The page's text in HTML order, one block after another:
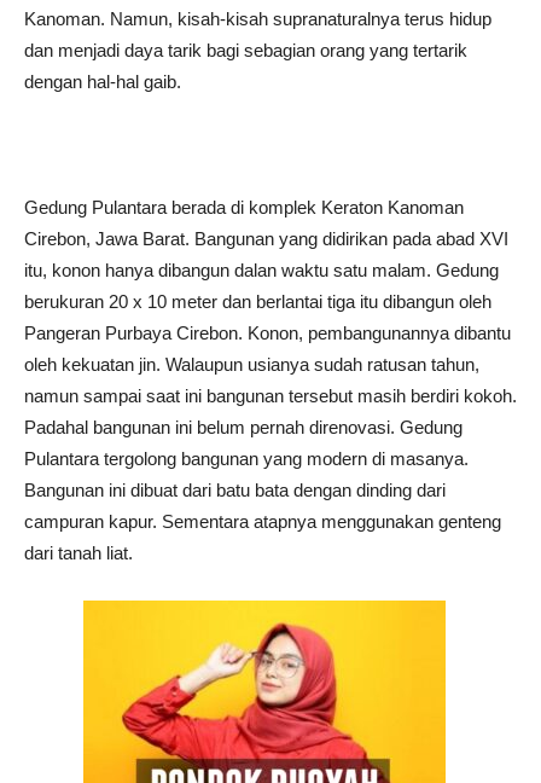
Kanoman. Namun, kisah-kisah supranaturalnya terus hidup
dan menjadi daya tarik bagi sebagian orang yang tertarik
dengan hal-hal gaib.
Gedung Pulantara berada di komplek Keraton Kanoman
Cirebon, Jawa Barat. Bangunan yang didirikan pada abad XVI
itu, konon hanya dibangun dalan waktu satu malam. Gedung
berukuran 20 x 10 meter dan berlantai tiga itu dibangun oleh
Pangeran Purbaya Cirebon. Konon, pembangunannya dibantu
oleh kekuatan jin. Walaupun usianya sudah ratusan tahun,
namun sampai saat ini bangunan tersebut masih berdiri kokoh.
Padahal bangunan ini belum pernah direnovasi. Gedung
Pulantara tergolong bangunan yang modern di masanya.
Bangunan ini dibuat dari batu bata dengan dinding dari
campuran kapur. Sementara atapnya menggunakan genteng
dari tanah liat.